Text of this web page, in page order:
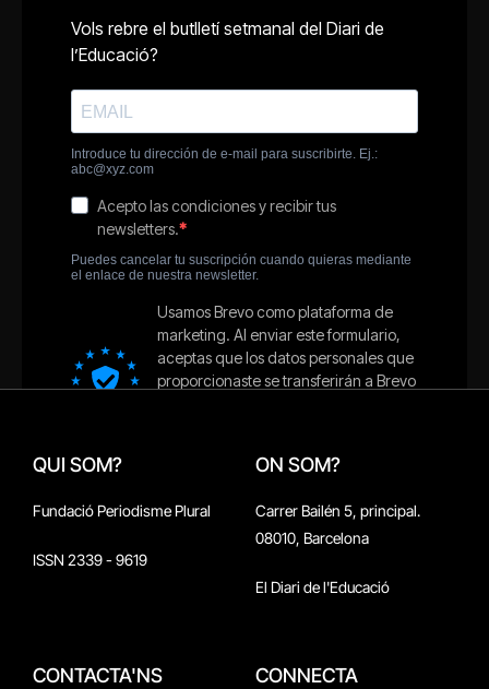
QUI SOM?
Fundació Periodisme Plural
ISSN 2339 - 9619
ON SOM?
Carrer Bailén 5, principal.
08010, Barcelona
El Diari de l'Educació
CONTACTA'NS CONNECTA